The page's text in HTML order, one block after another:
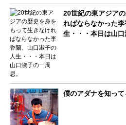
20世紀の東アジア
ればならなかった
生・・・本日は山口
僕のアダナを知っ